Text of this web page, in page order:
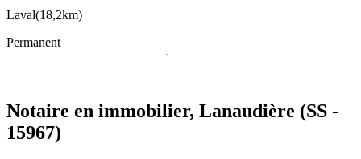
Laval(18,2km)
Permanent
Notaire en immobilier, Lanaudière (SS -
15967)